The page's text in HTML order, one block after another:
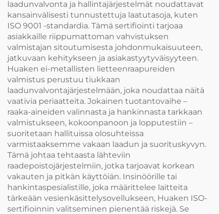
laadunvalvonta ja hallintajärjestelmät noudattavat
kansainvälisesti tunnustettuja laatutasoja, kuten
ISO 9001 -standardia. Tämä sertifiointi tarjoaa
asiakkaille riippumattoman vahvistuksen
valmistajan sitoutumisesta johdonmukaisuuteen,
jatkuvaan kehitykseen ja asiakastyytyväisyyteen.
Huaken ei-metallisten lietteenraapureiden
valmistus perustuu tiukkaan
laadunvalvontajärjestelmään, joka noudattaa näitä
vaativia periaatteita. Jokainen tuotantovaihe –
raaka-aineiden valinnasta ja hankinnasta tarkkaan
valmistukseen, kokoonpanoon ja lopputestiin –
suoritetaan hallituissa olosuhteissa
varmistaaksemme vakaan laadun ja suorituskyvyn.
Tämä johtaa tehtaasta lähteviin
raadepoistojärjestelmiin, jotka tarjoavat korkean
vakauten ja pitkän käyttöiän. Insinöörille tai
hankintaspesialistille, joka määrittelee laitteita
tärkeään vesienkäsittelysovellukseen, Huaken ISO-
sertifioinnin valitseminen pienentää riskejä. Se